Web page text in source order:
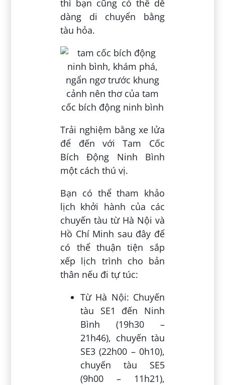
thì bạn cũng có thể dễ
dàng di chuyển bằng
tàu hỏa.
Trải nghiệm bằng xe lửa
để đến với Tam Cốc
Bích Động Ninh Bình
một cách thú vị.
Bạn có thể tham khảo
lịch khởi hành của các
chuyến tàu từ Hà Nội và
Hồ Chí Minh sau đây để
có thể thuận tiện sắp
xếp lịch trình cho bản
thân nếu đi tự túc:
Từ Hà Nội: Chuyến
tàu SE1 đến Ninh
Bình (19h30 –
21h46), chuyến tàu
SE3 (22h00 – 0h10),
chuyến tàu SE5
(9h00 – 11h21),